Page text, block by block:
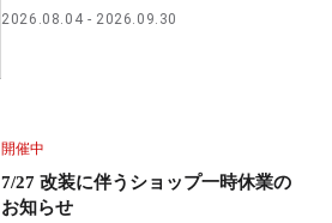
2026.08.04 2026.09.30
開催中
7/27 改装に伴うショップ一時休業の
お知らせ